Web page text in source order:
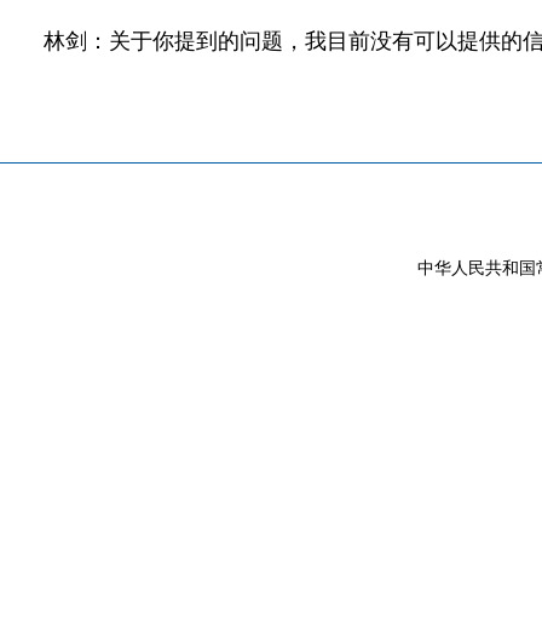
林剑：关于你提到的问题，我目前没有可以提供的
中华人民共和国